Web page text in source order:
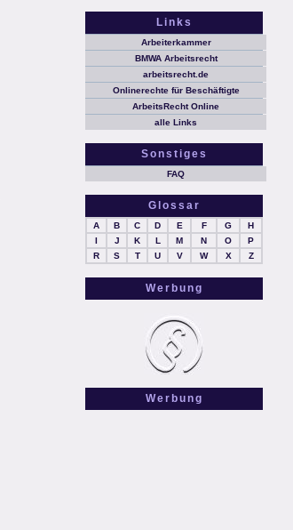
Links
Arbeiterkammer
BMWA Arbeitsrecht
arbeitsrecht.de
Onlinerechte für Beschäftigte
ArbeitsRecht Online
alle Links
Sonstiges
FAQ
Glossar
A B C D E F G
H
I
J K L M N O
P
R
S T U V W X Z
Werbung
Werbung